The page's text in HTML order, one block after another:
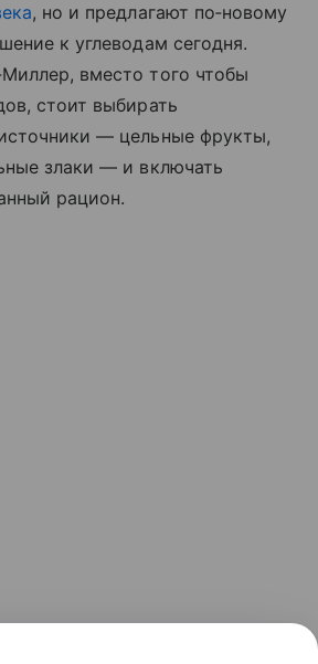
, но и предлагают по‑новому
к углеводам сегодня.
вместо того чтобы
стоит выбирать
— цельные фрукты,
злаки — и включать
рацион.